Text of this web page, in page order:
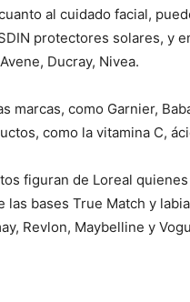
al cuidado facial,
protectores solares, y
Ducray, Nivea.
marcas, como Garnier,
como la vitamina C,
figuran de Loreal
bases True Match y
Revlon, Maybelline y